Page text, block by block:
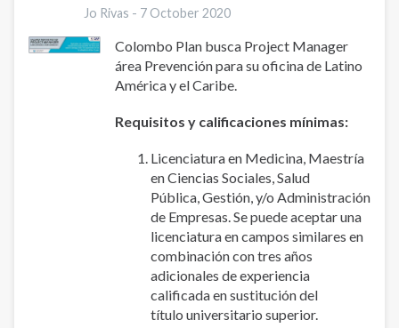
Jo Rivas - 7 October 2020
Colombo Plan busca Project Manager
área Prevención para su oficina de Latino
América y el Caribe.
Requisitos y calificaciones mínimas:
Licenciatura en Medicina, Maestría
en Ciencias Sociales, Salud
Pública, Gestión, y/o Administración
de Empresas. Se puede aceptar una
licenciatura en campos similares en
combinación con tres años
adicionales de experiencia
calificada en sustitución del
título universitario superior.